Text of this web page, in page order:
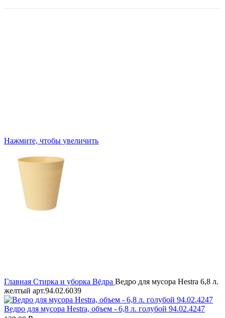
Нажмите, чтобы увеличить
Главная Стирка и уборка Вёдра Ведро для мусора Hestra 6,8 л.
желтый арт.94.02.6039
Ведро для мусора Hestra, объем - 6,8 л. голубой 94.02.4247